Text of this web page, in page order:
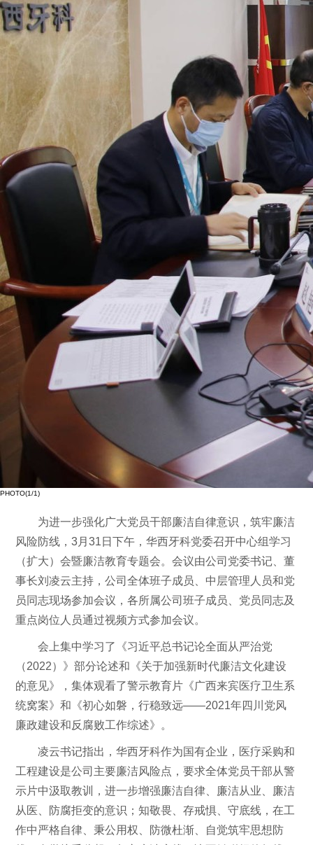
PHOTO(1/1)
为进一步强化广大党员干部廉洁自律意识，筑牢廉洁
风险防线，3月31日下午，华西牙科党委召开中心组学习
（扩大）会暨廉洁教育专题会。会议由公司党委书记、董
事长刘凌云主持，公司全体班子成员、中层管理人员和党
员同志现场参加会议，各所属公司班子成员、党员同志及
重点岗位人员通过视频方式参加会议。
会上集中学习了《习近平总书记论全面从严治党
（2022）》部分论述和《关于加强新时代廉洁文化建设
的意见》，集体观看了警示教育片《广西来宾医疗卫生系
统窝案》和《初心如磐，行稳致远——2021年四川党风
廉政建设和反腐败工作综述》。
凌云书记指出，华西牙科作为国有企业，医疗采购和
工程建设是公司主要廉洁风险点，要求全体党员干部从警
示片中汲取教训，进一步增强廉洁自律、廉洁从业、廉洁
从医、防腐拒变的意识；知敬畏、存戒惧、守底线，在工
作中严格自律、秉公用权、防微杜渐、自觉筑牢思想防